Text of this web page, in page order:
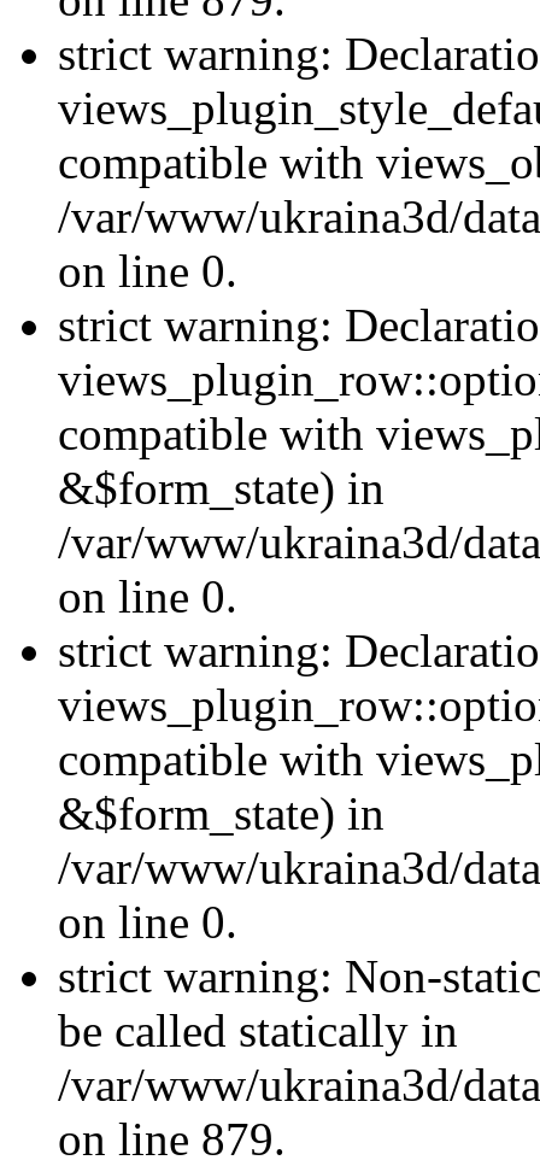
strict warning:
compatible with
/var/www/ukraina3d/
on line 0.
strict warning:
compatible with
&$form_state) in
/var/www/ukraina3d/
on line 0.
strict warning:
compatible with
&$form_state) in
/var/www/ukraina3d/
on line 0.
strict warning: Non-
be called statically in
/var/www/ukraina3d/
on line 879.